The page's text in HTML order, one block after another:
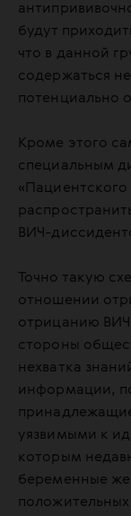
будут
что в данной
содержаться
потенциально
Кроме этого
специальным
ВИЧ-
Точно такую
отношении
отрицанию ВИЧ
стороны
нехватка
информации,
уязвимыми к
которым
беременные